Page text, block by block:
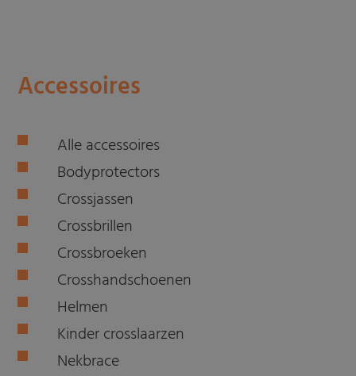
Accessoires
Alle accessoires
Bodyprotectors
Crossjassen
Crossbrillen
Crossbroeken
Crosshandschoenen
Helmen
Kinder crosslaarzen
Nekbrace